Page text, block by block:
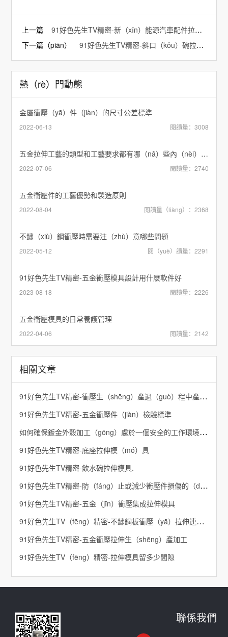
上一篇91好色先生TV精密-新（xīn）能源汽車配件拉伸模具.
下一篇（piān）91好色先生TV精密-斜口（kǒu）碗拉伸模具
熱（rè）門動態
金屬衝壓（yā）件（jiàn）的尺寸公差標準
2022-06-13 閱讀量：3008
五金拉伸工藝的類型和工藝要求都有哪（nǎ）些內（nèi）容？
2022-07-06 閱讀量：2740
五金衝壓件的工藝優勢和製造原則
2022-08-04 閱讀量（liàng）：2368
不鏽（xiù）鋼衝壓時需要注（zhù）意哪些問題
2022-05-12 閱（yuè）讀量：2291
91好色先生TV精密-五金衝壓模具設計用什麽軟件好
2023-08-18 閱讀量：2226
五金衝壓模具的日常養護管理
2022-04-06 閱讀量：2142
相關文章
91好色先生TV精密-衝壓生（shēng）產過（guò）程中產品尺寸產生變化
91好色先生TV精密-五金衝壓件（jiàn）檢驗標準
如何確保鈑金外殼加工（gōng）處於一個安全的工作環境-91好色先生TV精密
91好色先生TV精密-底座拉伸模（mó）具
91好色先生TV精密-飲水碗拉伸模具.
91好色先生TV精密-防（fáng）止或減少衝壓件損傷的（de）方法介紹
91好色先生TV精密-五金（jīn）衝壓集成拉伸模具
91好色先生TV（fēng）精密-不鏽鋼板衝壓（yā）拉伸連續模具
91好色先生TV精密-五金衝壓拉伸生（shēng）產加工
91好色先生TV（fēng）精密-拉伸模具留多少間隙
聯係我們